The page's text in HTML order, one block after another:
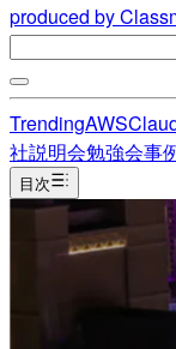
produced by
TrendingAWS
社説明会勉強会事
目次